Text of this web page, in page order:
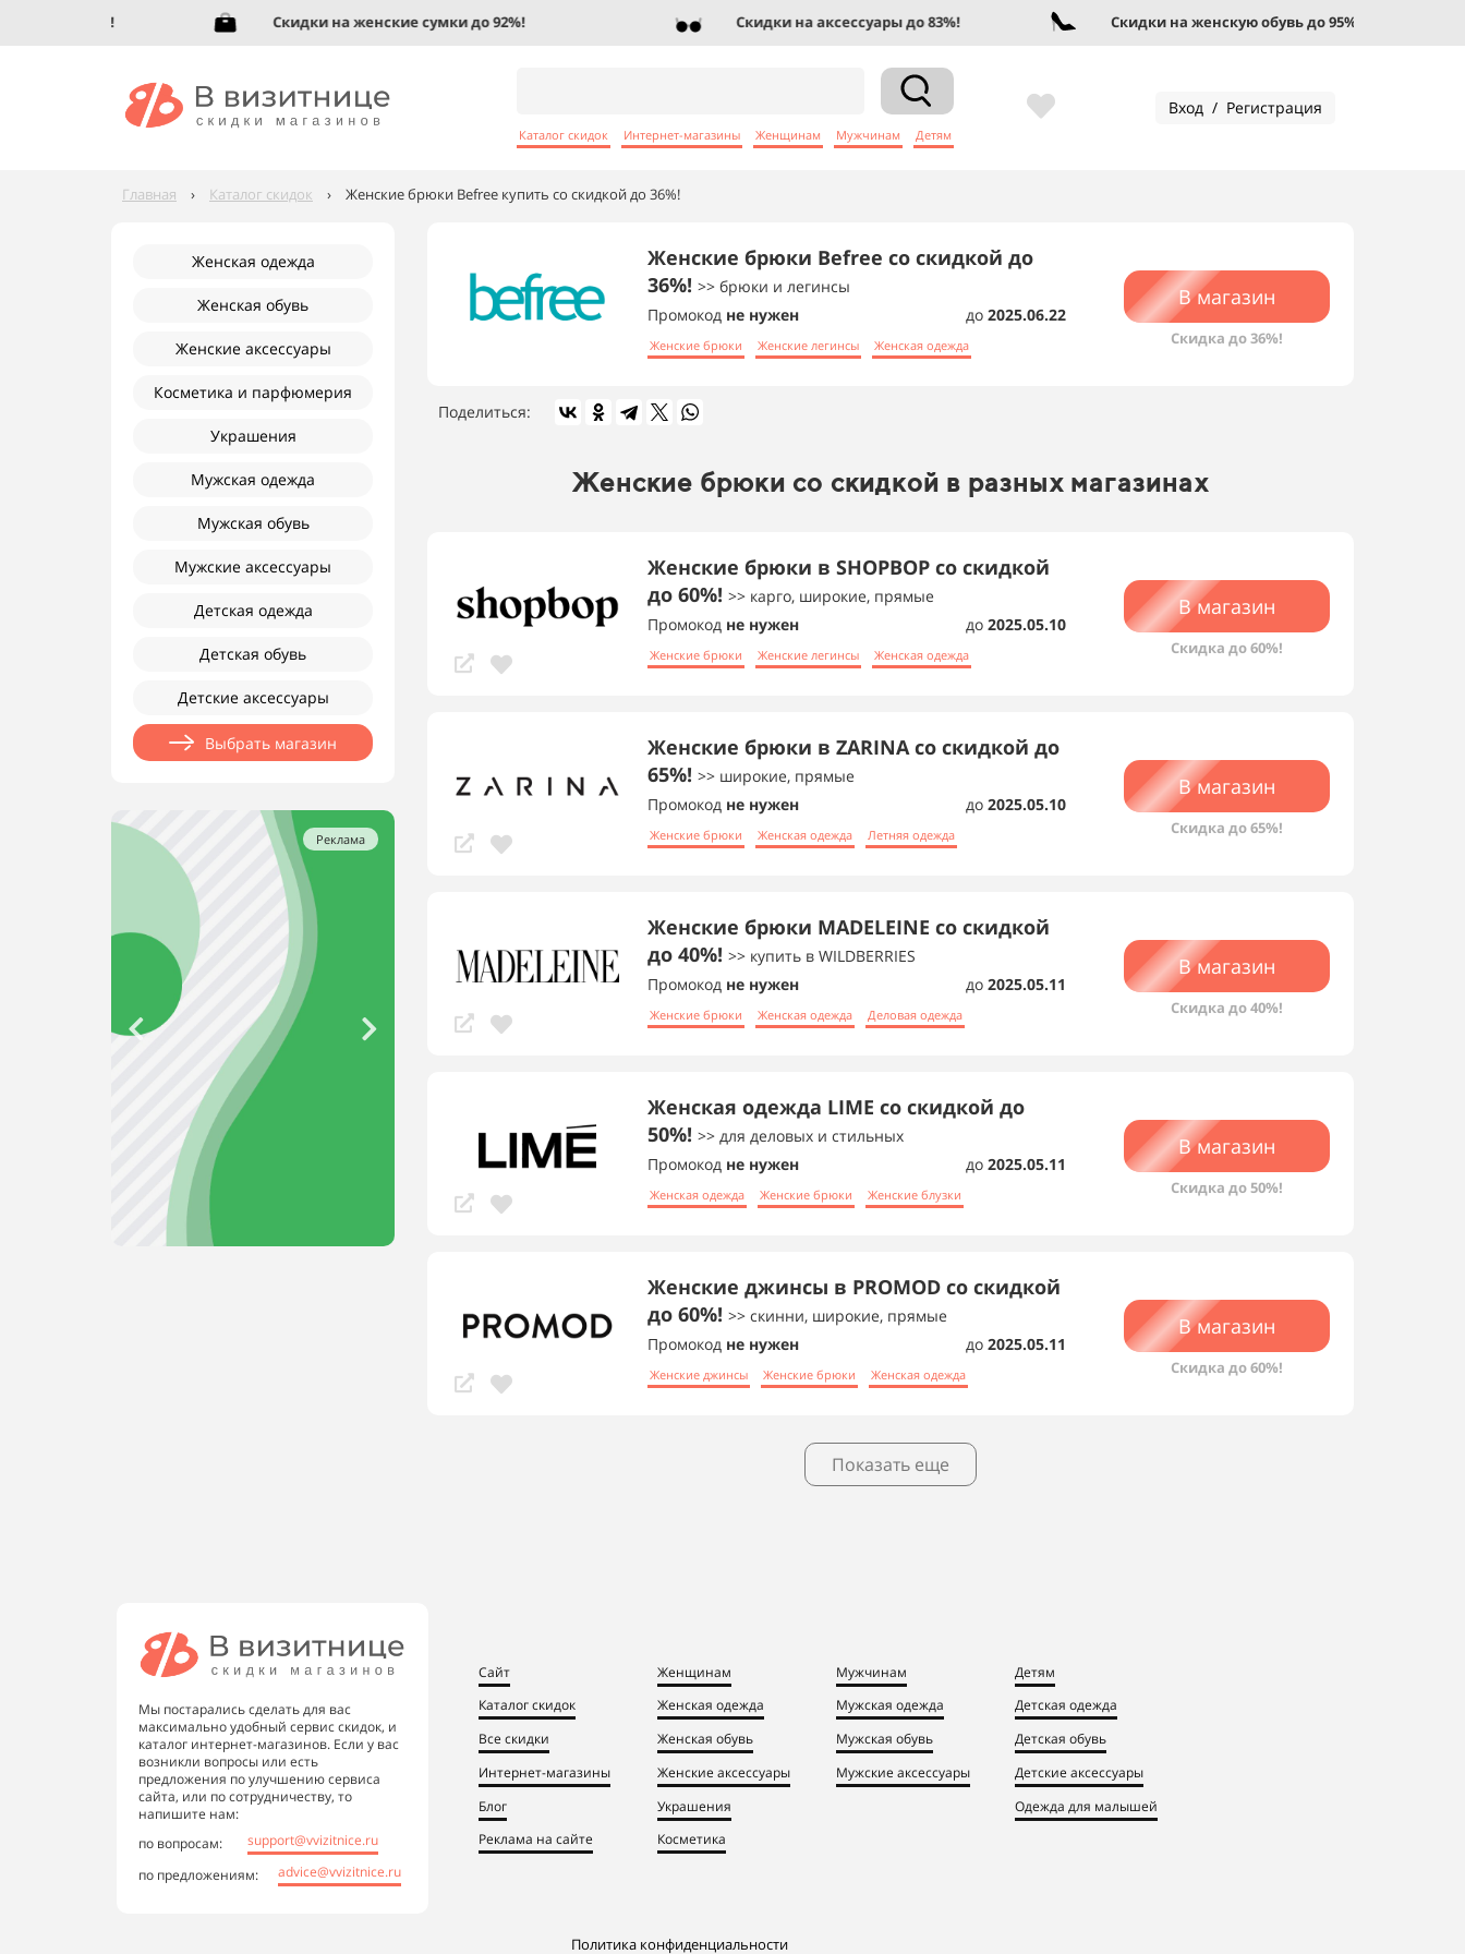
Скидки на женские сумки до 92%! Скидки на аксессуары до 83%! Скидки на женскую обувь до 95%!
Каталог скидок Интернет-магазины Женщинам Мужчинам Детям
Вход / Регистрация
Главная › Каталог скидок › Женские брюки Befree купить со скидкой до 36%!
Женская одежда
Женская обувь
Женские аксессуары
Косметика и парфюмерия
Украшения
Мужская одежда
Мужская обувь
Мужские аксессуары
Детская одежда
Детская обувь
Детские аксессуары
Выбрать магазин
Реклама
Женские брюки Befree со скидкой до
36%! >> брюки и легинсы
Промокод не нужен до 2025.06.22
Женские брюки Женские легинсы Женская одежда
В магазин
Скидка до 36%!
Поделиться:
Женские брюки со скидкой в разных магазинах
Женские брюки в SHOPBOP со скидкой
до 60%! >> карго, широкие, прямые
Промокод не нужен до 2025.05.10
Женские брюки Женские легинсы Женская одежда
В магазин
Скидка до 60%!
Женские брюки в ZARINA со скидкой до
65%! >> широкие, прямые
Промокод не нужен до 2025.05.10
Женские брюки Женская одежда Летняя одежда
В магазин
Скидка до 65%!
Женские брюки MADELEINE со скидкой
до 40%! >> купить в WILDBERRIES
Промокод не нужен до 2025.05.11
Женские брюки Женская одежда Деловая одежда
В магазин
Скидка до 40%!
Женская одежда LIME со скидкой до
50%! >> для деловых и стильных
Промокод не нужен до 2025.05.11
Женская одежда Женские брюки Женские блузки
В магазин
Скидка до 50%!
Женские джинсы в PROMOD со скидкой
до 60%! >> скинни, широкие, прямые
Промокод не нужен до 2025.05.11
Женские джинсы Женские брюки Женская одежда
В магазин
Скидка до 60%!
Показать еще
Мы постарались сделать для вас
максимально удобный сервис скидок, и
каталог интернет-магазинов. Если у вас
возникли вопросы или есть
предложения по улучшению сервиса
сайта, или по сотрудничеству, то
напишите нам:
по вопросам:
support@vvizitnice.ru
по предложениям:
advice@vvizitnice.ru
Сайт
Каталог скидок
Все скидки
Интернет-магазины
Блог
Реклама на сайте
Женщинам
Женская одежда
Женская обувь
Женские аксессуары
Украшения
Косметика
Мужчинам
Мужская одежда
Мужская обувь
Мужские аксессуары
Детям
Детская одежда
Детская обувь
Детские аксессуары
Одежда для малышей
Политика конфиденциальности